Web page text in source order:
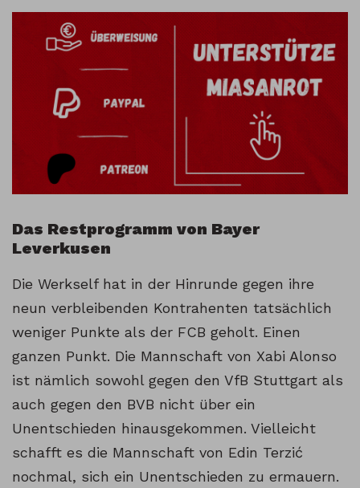
Das Restprogramm von Bayer
Leverkusen
Die Werkself hat in der Hinrunde gegen ihre
neun verbleibenden Kontrahenten tatsächlich
weniger Punkte als der FCB geholt. Einen
ganzen Punkt. Die Mannschaft von Xabi Alonso
ist nämlich sowohl gegen den VfB Stuttgart als
auch gegen den BVB nicht über ein
Unentschieden hinausgekommen. Vielleicht
schafft es die Mannschaft von Edin Terzić
nochmal, sich ein Unentschieden zu ermauern.